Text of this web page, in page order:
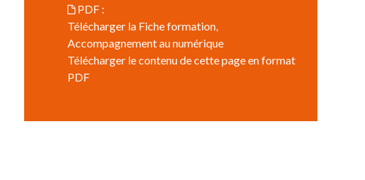
PDF :
Télécharger la Fiche formation,
Accompagnement au numérique
Télécharger le contenu de cette page en format
PDF